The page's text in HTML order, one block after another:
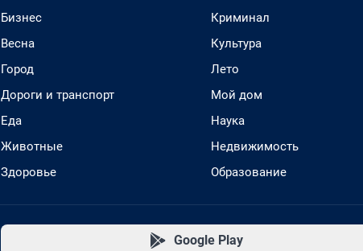
Бизнес
Весна
Город
Дороги и транспорт
Еда
Животные
Здоровье
Криминал
Культура
Лето
Мой дом
Наука
Недвижимость
Образование
Google Play